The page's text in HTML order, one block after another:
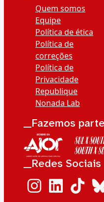
Quem somos
Equipe
Política de ética
Política de
correções
Política de
Privacidade
Republique
Nonada Lab
__Fazemos parte
__Redes Sociais